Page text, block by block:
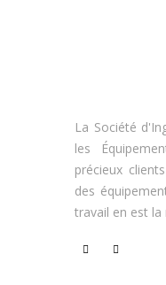
La Société
les
précieux
des
travail en est la